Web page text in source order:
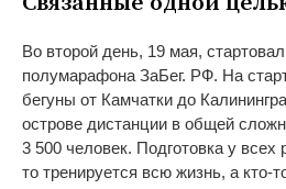
Во второй день, 19 мая,
полумарафона ЗаБег. РФ. На
бегуны от Камчатки до
острове дистанции в общей
3 500 человек. Подготовка у всех
то тренируется всю жизнь, а кто-